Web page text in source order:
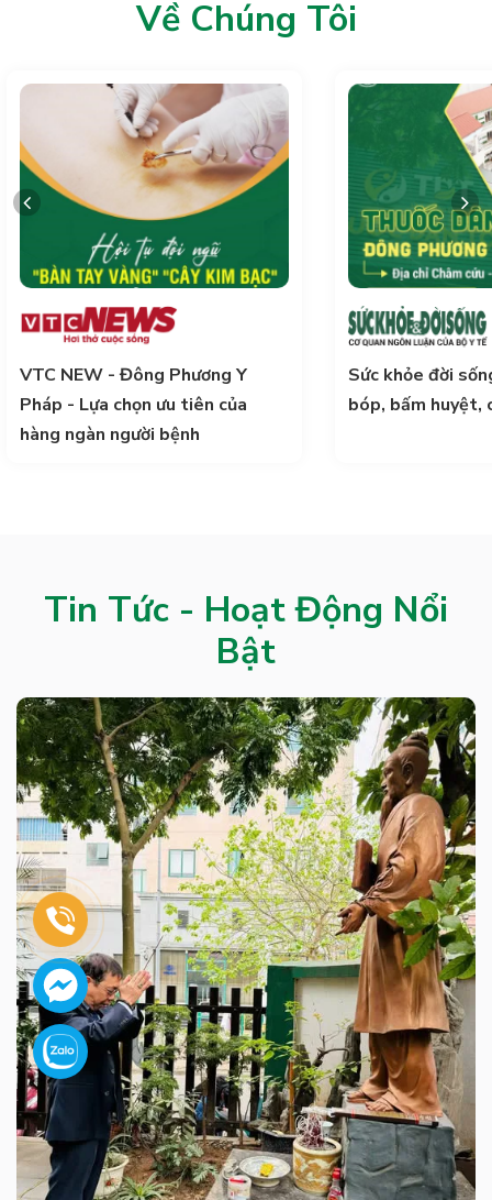
Về Chúng Tôi
VTC NEW - Đông Phương Y
Pháp - Lựa chọn ưu tiên của
hàng ngàn người bệnh
Sức khỏe đời
bóp, bấm huyệt,
Tin Tức - Hoạt Động Nổi
Bật